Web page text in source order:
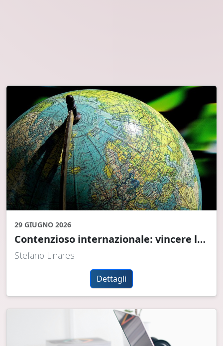
29 GIUGNO 2026
Contenzioso internazionale: vincere la causa è spesso la parte più facile
Stefano Linares
Dettagli